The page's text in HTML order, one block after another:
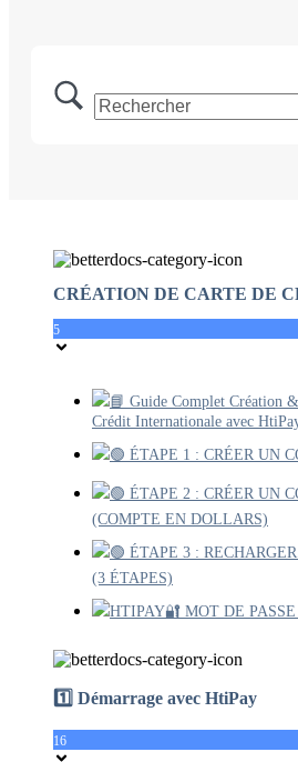
CRÉATION DE CARTE DE
5
📘 Guide Complet Création
Crédit Internationale avec
🟢 ÉTAPE 1 : CRÉER UN
🟢 ÉTAPE 2 : CRÉER UN
(COMPTE EN DOLLARS)
🟢 ÉTAPE 3 :
(3 ÉTAPES)
HTIPAY🔐 MOT DE
1️⃣ Démarrage avec HtiPay
16